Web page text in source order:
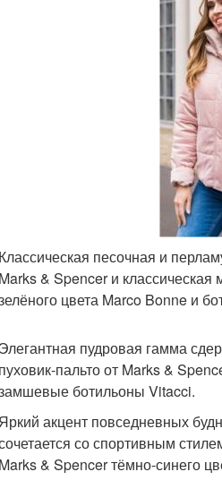
Классическая песочная и
Marks & Spencer и
цвета Marco Bonne и
Элегантная пудровая гамма
пуховик-пальто от Marks &
ботильоны Vitacci.
Яркий акцент повседневных
со спортивным
Marks & Spencer тёмно-синего